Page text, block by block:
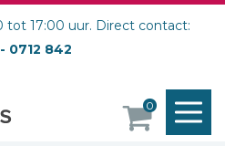
tot 17:00 uur. Direct contact:
0712 842
0